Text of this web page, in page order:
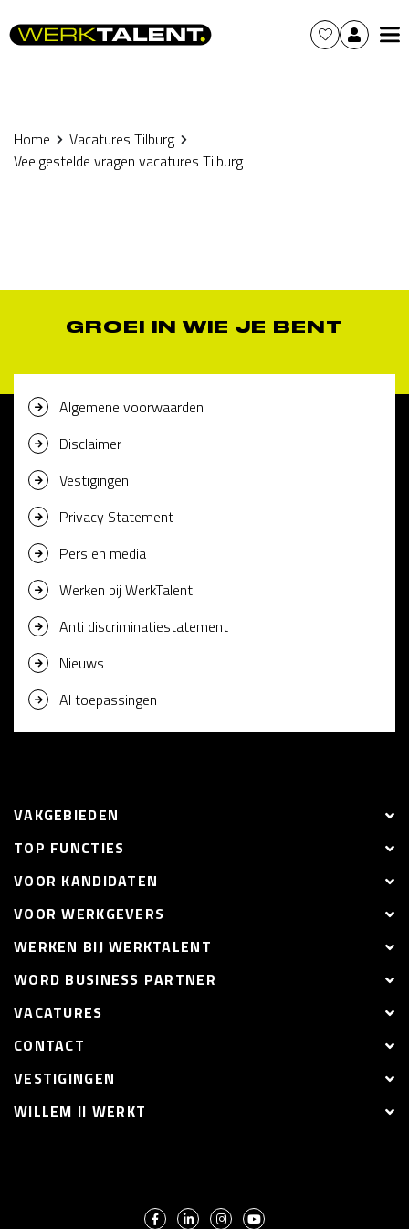
Home
Vacatures Tilburg
Veelgestelde vragen vacatures Tilburg
GROEI IN WIE JE BENT
Algemene voorwaarden
Disclaimer
Vestigingen
Privacy Statement
Pers en media
Werken bij WerkTalent
Anti discriminatiestatement
Nieuws
AI toepassingen
VAKGEBIEDEN
TOP FUNCTIES
VOOR KANDIDATEN
VOOR WERKGEVERS
WERKEN BIJ WERKTALENT
WORD BUSINESS PARTNER
VACATURES
CONTACT
VESTIGINGEN
WILLEM II WERKT